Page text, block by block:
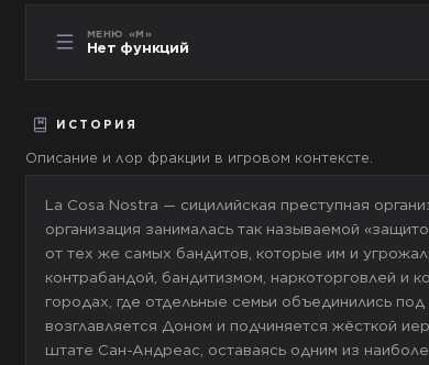
МЕНЮ «М»
Нет функций
ИСТОРИЯ
Описание и лор фракции в игровом контексте.
La Cosa Nostra — сицилийская преступная
организация занималась так называемой
от тех же самых бандитов, которые им и
контрабандой, бандитизмом, наркоторговлей и
городах, где отдельные семьи объединились
возглавляется Доном и подчиняется жёсткой
штате Сан-Андреас, оставаясь одним из